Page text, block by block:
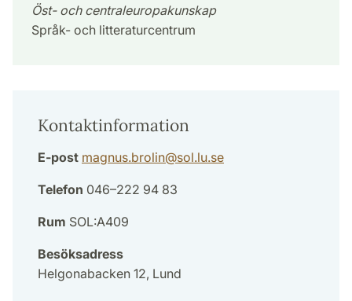
Öst- och centraleuropakunskap
Språk- och litteraturcentrum
Kontaktinformation
E-post magnus.brolin@sol.lu.se
Telefon 046–222 94 83
Rum SOL:A409
Besöksadress
Helgonabacken 12, Lund